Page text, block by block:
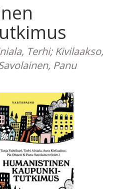
Terhi; Kivilaakso,
Panu